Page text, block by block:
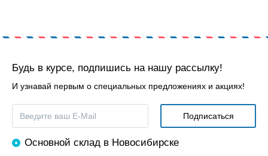
Будь в курсе, подпишись на нашу рассылку!
И узнавай первым о специальных предложениях и акциях!
Основной склад в Новосибирске